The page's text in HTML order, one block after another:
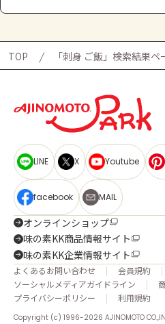
TOP 「刺身 ご飯」検索結果ペ
LINE X Youtube
facebook MAIL
オンラインショップ
味の素KK商品情報サイト
味の素KK企業情報サイト
よくあるお問い合わせ
会員規約
ソーシャルメディアガイドライン
プライバシーポリシー
利用規約
Copyright (c) 1996-2026 AJINOMOTO